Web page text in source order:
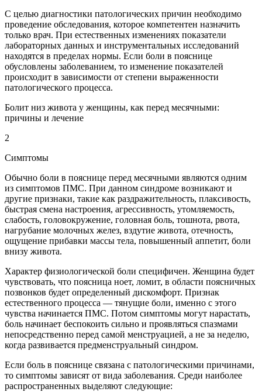
С целью диагностики патологических причин необходимо
проведение обследования, которое компетентен назначить
только врач. При естественных изменениях показатели
лабораторных данных и инструментальных исследований
находятся в пределах нормы. Если боли в пояснице
обусловлены заболеванием, то изменение показателей
происходит в зависимости от степени выраженности
патологического процесса.
Болит низ живота у женщины, как перед месячными:
причины и лечение
2
Симптомы
Обычно боли в пояснице перед месячными являются одним
из симптомов ПМС. При данном синдроме возникают и
другие признаки, такие как раздражительность, плаксивость,
быстрая смена настроения, агрессивность, утомляемость,
слабость, головокружение, головная боль, тошнота, рвота,
нагрубание молочных желез, вздутие живота, отечность,
ощущение прибавки массы тела, повышенный аппетит, боли
внизу живота.
Характер физиологической боли специфичен. Женщина будет
чувствовать, что поясница ноет, ломит, в области поясничных
позвонков будет определенный дискомфорт. Признак
естественного процесса — тянущие боли, именно с этого
чувства начинается ПМС. Потом симптомы могут нарастать,
боль начинает беспокоить сильно и проявляться спазмами
непосредственно перед самой менструацией, а не за неделю,
когда развивается предменструальный синдром.
Если боль в пояснице связана с патологическими причинами,
то симптомы зависят от вида заболевания. Среди наиболее
распространенных выделяют следующие: